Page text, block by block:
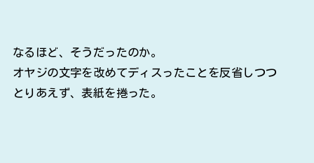
なるほど、そうだったのか。
オヤジの文字を改めてディスったことを反省しつつ
とりあえず、表紙を捲った。